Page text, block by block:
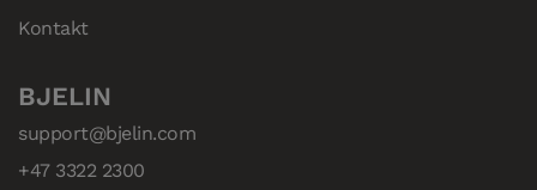
Kontakt
BJELIN
support@bjelin.com
+47 3322 2300